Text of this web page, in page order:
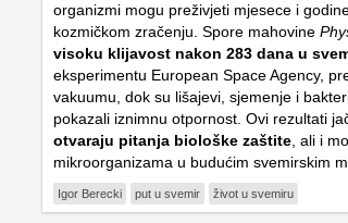
organizmi mogu preživjeti mjesece i
kozmičkom zračenju. Spore mahovine
visoku klijavost nakon 283 dana u
eksperimentu European Space Agency,
vakuumu, dok su lišajevi, sjemenje i
pokazali iznimnu otpornost. Ovi rezultati
otvaraju pitanja biološke zaštite, ali i
mikroorganizama u budućim svemirskim
Igor Berecki put u svemir život u svemiru